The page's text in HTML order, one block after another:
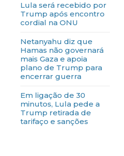
Lula será recebido por
Trump após encontro
cordial na ONU
Netanyahu diz que
Hamas não governará
mais Gaza e apoia
plano de Trump para
encerrar guerra
Em ligação de 30
minutos, Lula pede a
Trump retirada de
tarifaço e sanções